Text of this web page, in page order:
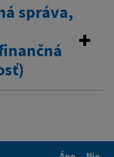
správa,